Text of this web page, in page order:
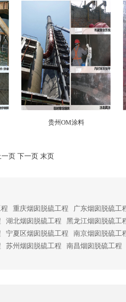
贵州OM涂料
页 下一页 末页
重庆烟囱脱硫工程 广东烟囱脱硫工
湖北烟囱脱硫工程 黑龙江烟囱脱硫工
宁夏区烟囱脱硫工程 南京烟囱脱硫工
苏州烟囱脱硫工程 南昌烟囱脱硫工程